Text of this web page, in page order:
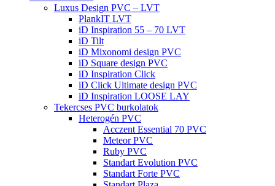
Luxus Design PVC – LVT
PlankIT LVT
iD Inspiration 55 – 70 LVT
iD Tilt
iD Mixonomi design PVC
iD Square design PVC
iD Inspiration Click
iD Click Ultimate design PVC
iD Inspiration LOOSE LAY
Tekercses PVC burkolatok
Heterogén PVC
Acczent Essential 70 PVC
Meteor PVC
Ruby PVC
Standart Evolution PVC
Standart Forte PVC